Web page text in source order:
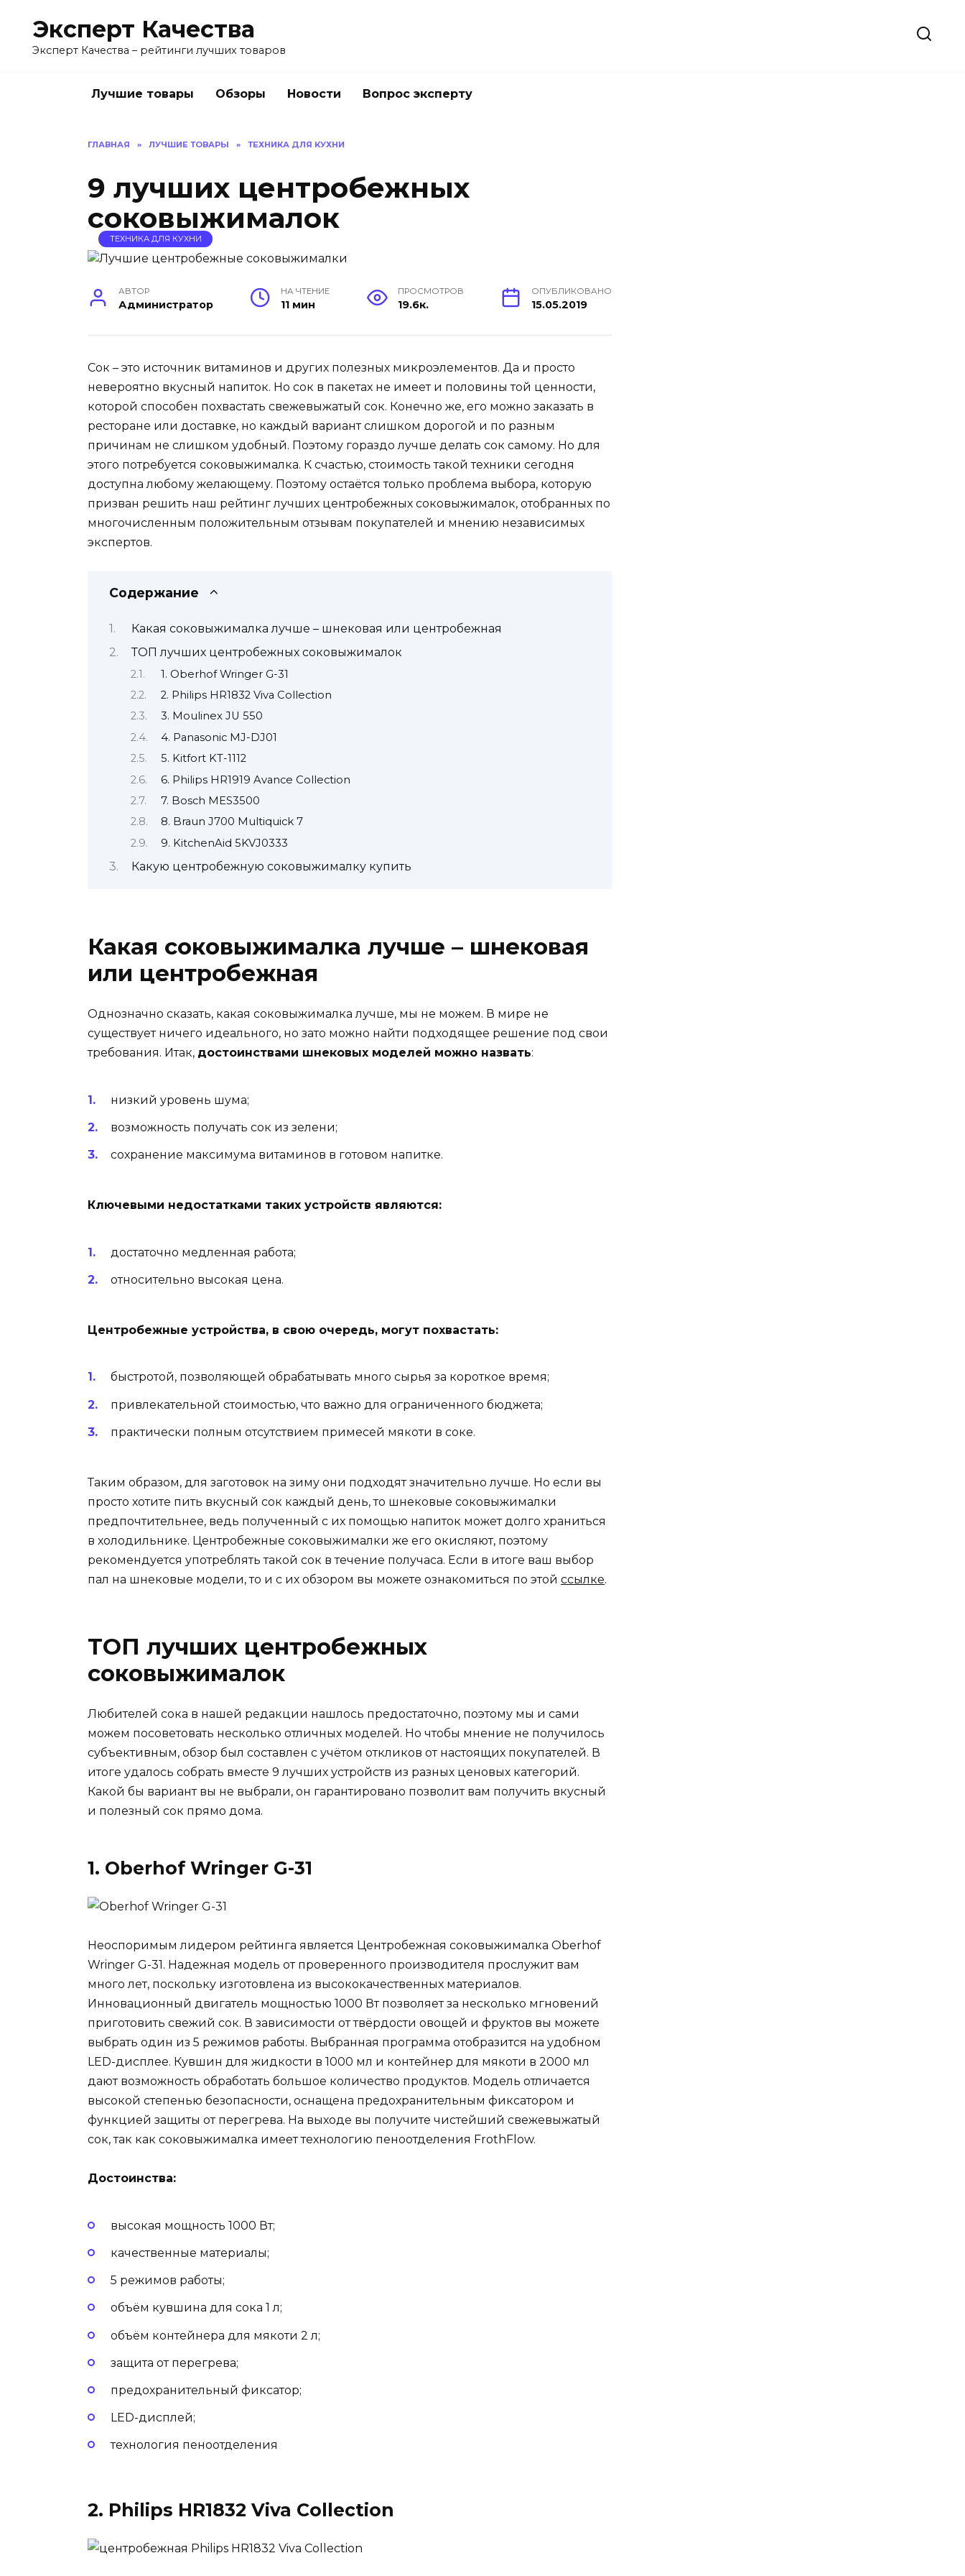
содержанию
Эксперт Качества
Эксперт Качества – рейтинги лучших товаров
Лучшие товары Обзоры Новости Вопрос эксперту
ГЛАВНАЯ » ЛУЧШИЕ ТОВАРЫ » ТЕХНИКА ДЛЯ КУХНИ
9 лучших центробежных
соковыжималок
ТЕХНИКА ДЛЯ КУХНИ
АВТОР
Администратор
НА ЧТЕНИЕ
11 мин
ПРОСМОТРОВ
19.6к.
ОПУБЛИКОВАНО
15.05.2019
Сок – это источник витаминов и других полезных микроэлементов. Да и просто
невероятно вкусный напиток. Но сок в пакетах не имеет и половины той ценности,
которой способен похвастать свежевыжатый сок. Конечно же, его можно заказать в
ресторане или доставке, но каждый вариант слишком дорогой и по разным
причинам не слишком удобный. Поэтому гораздо лучше делать сок самому. Но для
этого потребуется соковыжималка. К счастью, стоимость такой техники сегодня
доступна любому желающему. Поэтому остаётся только проблема выбора, которую
призван решить наш рейтинг лучших центробежных соковыжималок, отобранных по
многочисленным положительным отзывам покупателей и мнению независимых
экспертов.
Содержание
Какая соковыжималка лучше – шнековая или центробежная
ТОП лучших центробежных соковыжималок
1. Oberhof Wringer G-31
2. Philips HR1832 Viva Collection
3. Moulinex JU 550
4. Panasonic MJ-DJ01
5. Kitfort KT-1112
6. Philips HR1919 Avance Collection
7. Bosch MES3500
8. Braun J700 Multiquick 7
9. KitchenAid 5KVJ0333
Какую центробежную соковыжималку купить
Какая соковыжималка лучше – шнековая
или центробежная
Однозначно сказать, какая соковыжималка лучше, мы не можем. В мире не
существует ничего идеального, но зато можно найти подходящее решение под свои
требования. Итак, достоинствами шнековых моделей можно назвать:
низкий уровень шума;
возможность получать сок из зелени;
сохранение максимума витаминов в готовом напитке.
Ключевыми недостатками таких устройств являются:
достаточно медленная работа;
относительно высокая цена.
Центробежные устройства, в свою очередь, могут похвастать:
быстротой, позволяющей обрабатывать много сырья за короткое время;
привлекательной стоимостью, что важно для ограниченного бюджета;
практически полным отсутствием примесей мякоти в соке.
Таким образом, для заготовок на зиму они подходят значительно лучше. Но если вы
просто хотите пить вкусный сок каждый день, то шнековые соковыжималки
предпочтительнее, ведь полученный с их помощью напиток может долго храниться
в холодильнике. Центробежные соковыжималки же его окисляют, поэтому
рекомендуется употреблять такой сок в течение получаса. Если в итоге ваш выбор
пал на шнековые модели, то и с их обзором вы можете ознакомиться по этой ссылке.
ТОП лучших центробежных
соковыжималок
Любителей сока в нашей редакции нашлось предостаточно, поэтому мы и сами
можем посоветовать несколько отличных моделей. Но чтобы мнение не получилось
субъективным, обзор был составлен с учётом откликов от настоящих покупателей. В
итоге удалось собрать вместе 9 лучших устройств из разных ценовых категорий.
Какой бы вариант вы не выбрали, он гарантировано позволит вам получить вкусный
и полезный сок прямо дома.
1. Oberhof Wringer G-31
Неоспоримым лидером рейтинга является Центробежная соковыжималка Oberhof
Wringer G-31. Надежная модель от проверенного производителя прослужит вам
много лет, поскольку изготовлена из высококачественных материалов.
Инновационный двигатель мощностью 1000 Вт позволяет за несколько мгновений
приготовить свежий сок. В зависимости от твёрдости овощей и фруктов вы можете
выбрать один из 5 режимов работы. Выбранная программа отобразится на удобном
LED-дисплее. Кувшин для жидкости в 1000 мл и контейнер для мякоти в 2000 мл
дают возможность обработать большое количество продуктов. Модель отличается
высокой степенью безопасности, оснащена предохранительным фиксатором и
функцией защиты от перегрева. На выходе вы получите чистейший свежевыжатый
сок, так как соковыжималка имеет технологию пеноотделения FrothFlow.
Достоинства:
высокая мощность 1000 Вт;
качественные материалы;
5 режимов работы;
объём кувшина для сока 1 л;
объём контейнера для мякоти 2 л;
защита от перегрева;
предохранительный фиксатор;
LED-дисплей;
технология пеноотделения
2. Philips HR1832 Viva Collection